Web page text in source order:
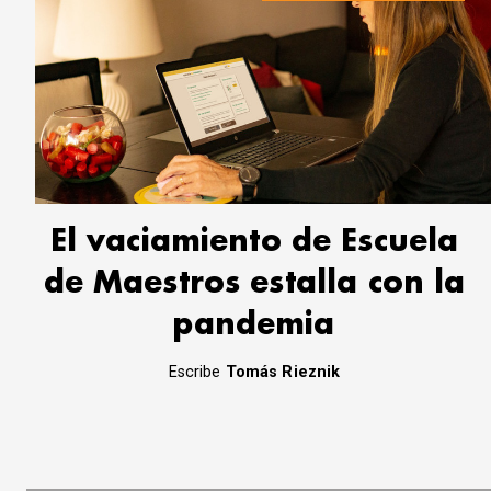
El vaciamiento de Escuela
de Maestros estalla con la
pandemia
Escribe Tomás Rieznik